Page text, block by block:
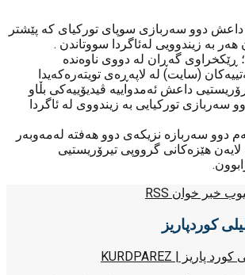
دوو سەربازی سوپای تورکیای کە پێشتر
بە زیندوویی لەئاگردا سووتاندن .
ڕێکخراوی گەڕان لە دووی ناوەندە
(سایت) لە لاپەڕەی تویتەرەکەیدا
داعش ئەمدواییە ڤیدیۆییەکی بڵاو
سەربازی تورکیایی بە زیندووی لە ئاگردا
دوو سەربازە نزیکەی دوو هەفتە لەمەوبەر
هێزەکانی گرووپی تیرۆریستیی
خبر خوان RSS
کوردپاریز